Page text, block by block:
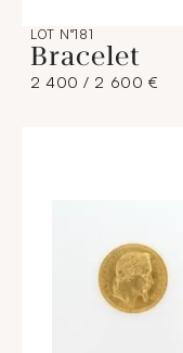
LOT N°181
Bracelet
2 400 / 2 600 €